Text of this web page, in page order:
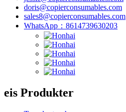
doris@copierconsumables.com
sales8@copierconsumables.com
WhatsApp：8614739630203
eis Produkter